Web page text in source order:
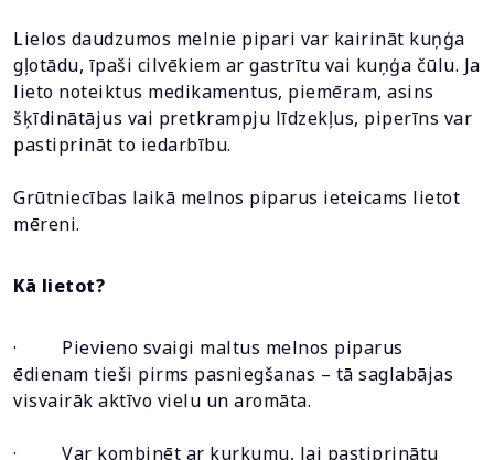
Lielos daudzumos melnie pipari var kairināt kuņģa
gļotādu, īpaši cilvēkiem ar gastrītu vai kuņģa čūlu. Ja
lieto noteiktus medikamentus, piemēram, asins
šķīdinātājus vai pretkrampju līdzekļus, piperīns var
pastiprināt to iedarbību.
Grūtniecības laikā melnos piparus ieteicams lietot
mēreni.
Kā lietot?
· Pievieno svaigi maltus melnos piparus
ēdienam tieši pirms pasniegšanas – tā saglabājas
visvairāk aktīvo vielu un aromāta.
· Var kombinēt ar kurkumu, lai pastiprinātu